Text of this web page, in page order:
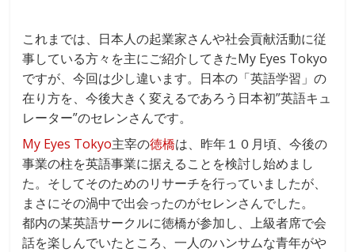
これまでは、日本人の起業家さんや社会貢献活動に従
事している方々を主にご紹介してきたMy Eyes Tokyo
ですが、今回は少し違います。日本の「英語学習」の
在り方を、今後大きく変えるであろう日本初”英語キュ
レーター”のセレンさんです。
My Eyes Tokyo主宰の徳橋は、昨年１０月頃、今後の
事業の柱を英語事業に据えることを検討し始めまし
た。そしてそのためのリサーチを行っていましたが、
まさにその渦中で出会ったのがセレンさんでした。
都内の某英語サークルに徳橋が参加し、上級者席で会
話を楽しんでいたところ、一人のハンサムな青年がや